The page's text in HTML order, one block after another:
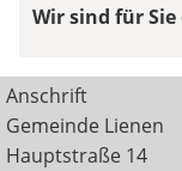
Wir sind für
Anschrift
Gemeinde Lienen
Hauptstraße 14